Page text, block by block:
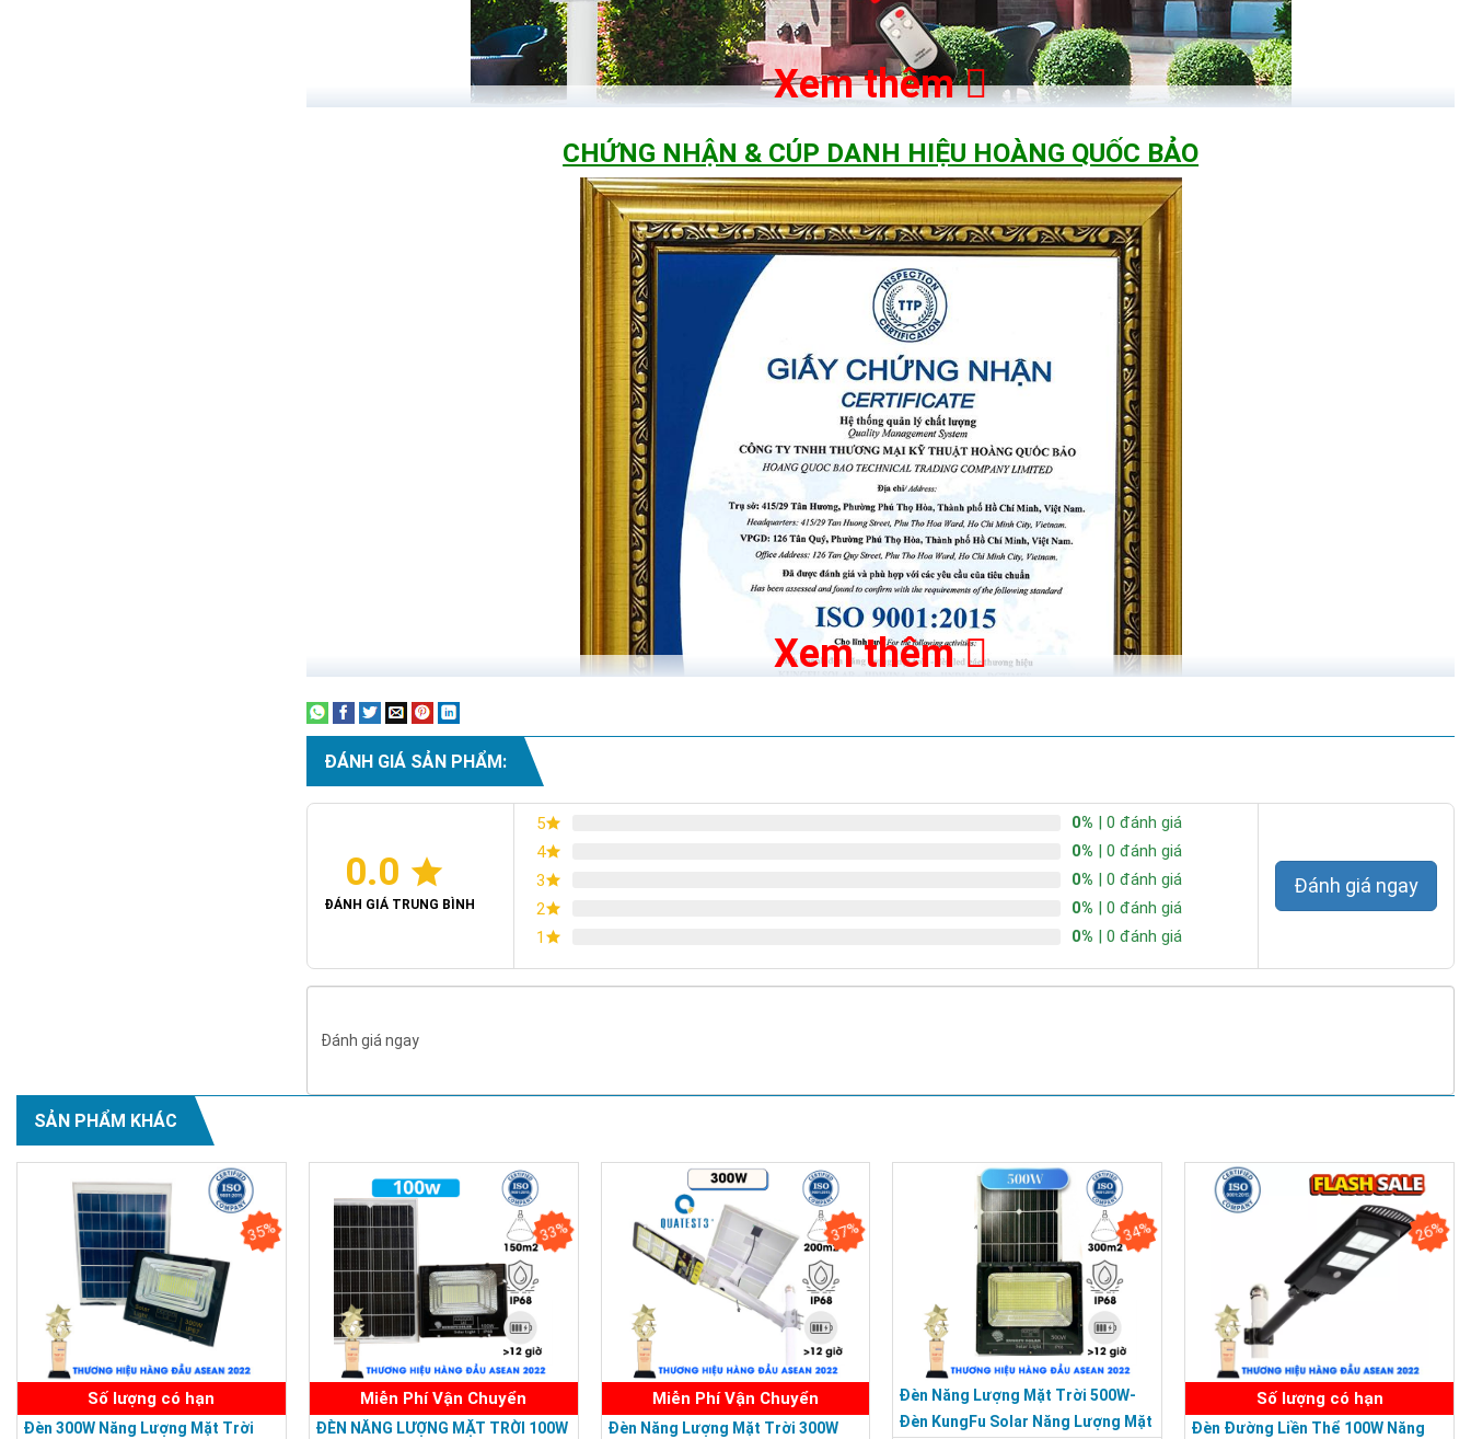
Jindian hay còn lại là JD Solar là thương hiệu đèn năng lượng mặt trời thuộc top đầu hiện nay tại Việt Nam và trên toàn thế giới. JD-399 tuy mới ra mắt trong
thời gian gần đây nhưng được đánh giá có thể đánh bại các đối thủ ở trong cùng phân khúc đèn năng lượng mặt trời 100W
So với các mẫu đèn năng lượng mặt trời khác thì JD-399 có thiết kế hiện đại, chắc chắn. Điểm khác biệt lớn nhất đó chính là được trang bị thêm đèn báo pin
giúp các khách hàng có thể dễ dàng theo dõi lượng pin còn lại và từ đó canh thời gian sạc, thời gian sử dụng còn lại.
Xem thêm
CHỨNG NHẬN & CÚP DANH HIỆU HOÀNG QUỐC BẢO
Xem thêm
ĐÁNH GIÁ SẢN PHẨM:
0.0
ĐÁNH GIÁ TRUNG BÌNH
5 0% | 0 đánh giá
4
0% | 0 đánh giá
3
0% | 0 đánh giá
2
0% | 0 đánh giá
1
0% | 0 đánh giá
Đánh giá ngay
Đánh giá ngay
SẢN PHẨM KHÁC
35%
Số lượng có hạn
Đèn 300W Năng Lượng Mặt Trời
33%
Miễn Phí Vận Chuyển
ĐÈN NĂNG LƯỢNG MẶT TRỜI 100W
37%
Miễn Phí Vận Chuyển
Đèn Năng Lượng Mặt Trời 300W
34%
Đèn Năng Lượng Mặt Trời 500W-
Đèn KungFu Solar Năng Lượng Mặt
26%
Số lượng có hạn
Đèn Đường Liền Thể 100W Năng